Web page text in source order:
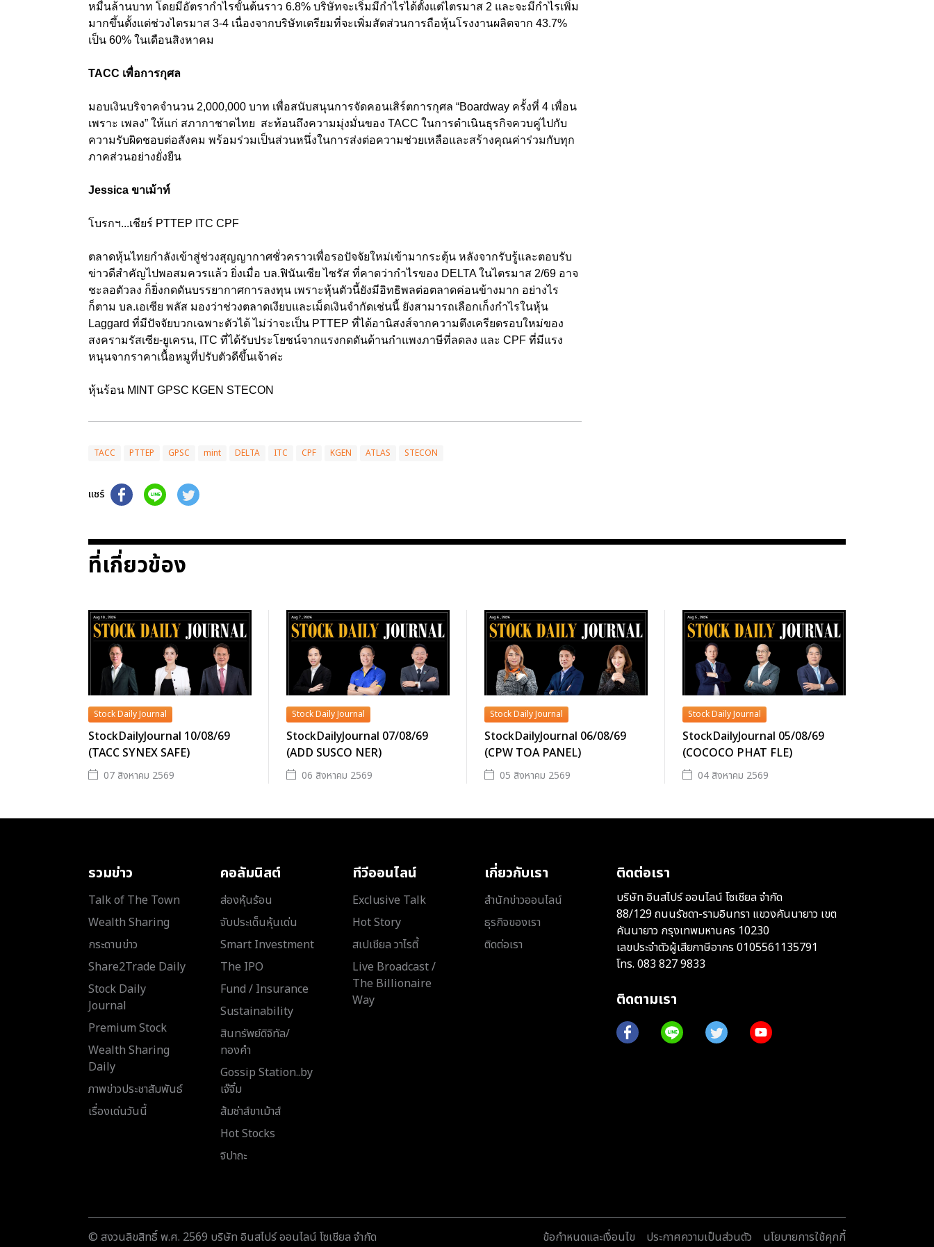
หมื่นล้านบาท โดยมีอัตรากำไรขั้นต้นราว 6.8% บริษัทจะเริ่มมีกำไรได้ตั้งแต่ไตรมาส 2 และจะมีกำไรเพิ่ม
มากขึ้นตั้งแต่ช่วงไตรมาส 3-4 เนื่องจากบริษัทเตรียมที่จะเพิ่มสัดส่วนการถือหุ้นโรงงานผลิตจาก 43.7%
เป็น 60% ในเดือนสิงหาคม
TACC เพื่อการกุศล
มอบเงินบริจาคจำนวน 2,000,000 บาท เพื่อสนับสนุนการจัดคอนเสิร์ตการกุศล “Boardway ครั้งที่ 4 เพื่อน
เพราะ เพลง” ให้แก่ สภากาชาดไทย สะท้อนถึงความมุ่งมั่นของ TACC ในการดำเนินธุรกิจควบคู่ไปกับ
ความรับผิดชอบต่อสังคม พร้อมร่วมเป็นส่วนหนึ่งในการส่งต่อความช่วยเหลือและสร้างคุณค่าร่วมกับทุก
ภาคส่วนอย่างยั่งยืน
Jessica ขาเม้าท์
โบรกฯ...เชียร์ PTTEP ITC CPF
ตลาดหุ้นไทยกำลังเข้าสู่ช่วงสุญญากาศชั่วคราวเพื่อรอปัจจัยใหม่เข้ามากระตุ้น หลังจากรับรู้และตอบรับ
ข่าวดีสำคัญไปพอสมควรแล้ว ยิ่งเมื่อ บล.ฟินันเซีย ไซรัส ที่คาดว่ากำไรของ DELTA ในไตรมาส 2/69 อาจ
ชะลอตัวลง ก็ยิ่งกดดันบรรยากาศการลงทุน เพราะหุ้นตัวนี้ยังมีอิทธิพลต่อตลาดค่อนข้างมาก อย่างไร
ก็ตาม บล.เอเซีย พลัส มองว่าช่วงตลาดเงียบและเม็ดเงินจำกัดเช่นนี้ ยังสามารถเลือกเก็งกำไรในหุ้น
Laggard ที่มีปัจจัยบวกเฉพาะตัวได้ ไม่ว่าจะเป็น PTTEP ที่ได้อานิสงส์จากความตึงเครียดรอบใหม่ของ
สงครามรัสเซีย-ยูเครน, ITC ที่ได้รับประโยชน์จากแรงกดดันด้านกำแพงภาษีที่ลดลง และ CPF ที่มีแรง
หนุนจากราคาเนื้อหมูที่ปรับตัวดีขึ้นเจ้าค่ะ
หุ้นร้อน MINT GPSC KGEN STECON
TACC PTTEP GPSC mint DELTA ITC CPF KGEN ATLAS STECON
แชร์
ที่เกี่ยวข้อง
Stock Daily Journal
StockDailyJournal 10/08/69
(TACC SYNEX SAFE)
07 สิงหาคม 2569
Stock Daily Journal
StockDailyJournal 07/08/69
(ADD SUSCO NER)
06 สิงหาคม 2569
Stock Daily Journal
StockDailyJournal 06/08/69
(CPW TOA PANEL)
05 สิงหาคม 2569
Stock Daily Journal
StockDailyJournal 05/08/69
(COCOCO PHAT FLE)
04 สิงหาคม 2569
รวมข่าว
Talk of The Town
Wealth Sharing
กระดานข่าว
Share2Trade Daily
Stock Daily
Journal
Premium Stock
Wealth Sharing
Daily
ภาพข่าวประชาสัมพันธ์
เรื่องเด่นวันนี้
คอลัมนิสต์
ส่องหุ้นร้อน
จับประเด็นหุ้นเด่น
Smart Investment
The IPO
Fund / Insurance
Sustainability
สินทรัพย์ดิจิทัล/
ทองคำ
Gossip Station..by
เจ๊จิ๋ม
ส้มซ่าส์ขาเม้าส์
Hot Stocks
จิปาถะ
ทีวีออนไลน์
Exclusive Talk
Hot Story
สเปเชียล วาไรตี้
Live Broadcast /
The Billionaire
Way
เกี่ยวกับเรา
สำนักข่าวออนไลน์
ธุรกิจของเรา
ติดต่อเรา
ติดต่อเรา
บริษัท อินสไปร์ ออนไลน์ โซเชียล จำกัด
88/129 ถนนรัชดา-รามอินทรา แขวงคันนายาว เขต
คันนายาว กรุงเทพมหานคร 10230
เลขประจำตัวผู้เสียภาษีอากร 0105561135791
โทร. 083 827 9833
ติดตามเรา
© สงวนลิขสิทธิ์ พ.ศ. 2569 บริษัท อินสไปร์ ออนไลน์ โซเชียล จำกัด ข้อกำหนดและเงื่อนไข ประกาศความเป็นส่วนตัว นโยบายการใช้คุกกี้